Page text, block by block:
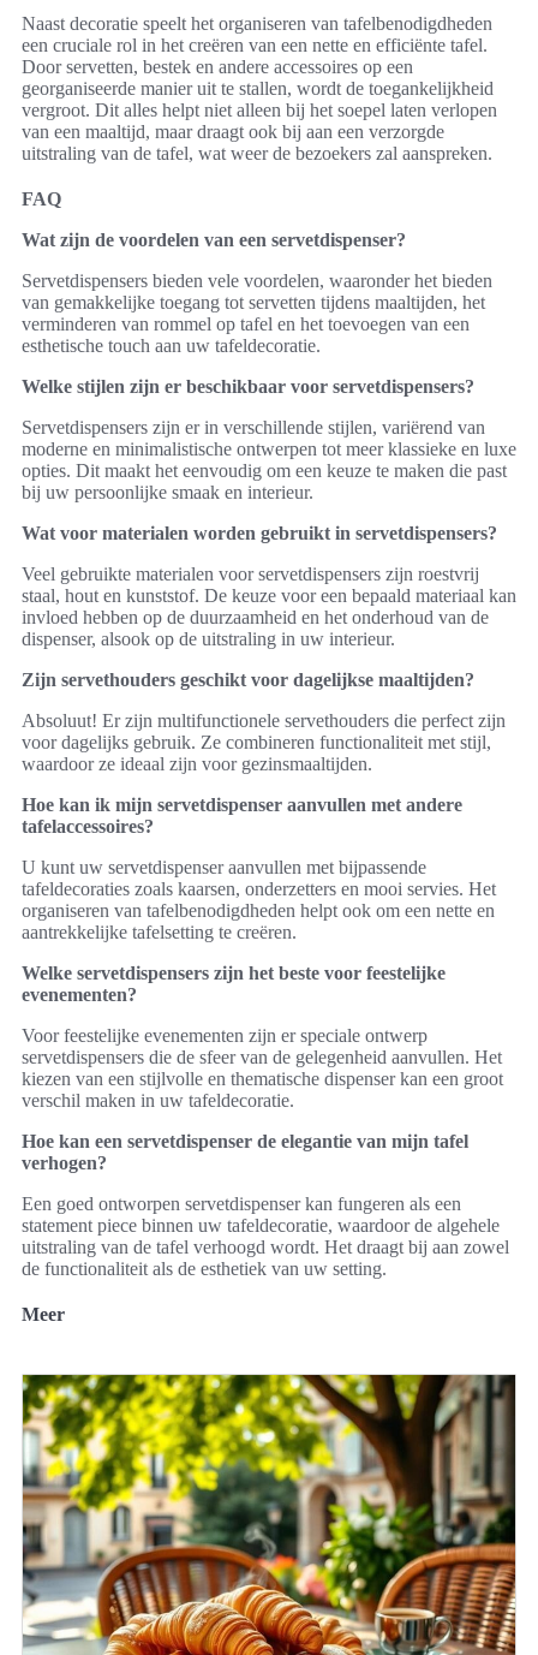
Naast decoratie speelt het organiseren van tafelbenodigdheden
een cruciale rol in het creëren van een nette en efficiënte tafel.
Door servetten, bestek en andere accessoires op een
georganiseerde manier uit te stallen, wordt de toegankelijkheid
vergroot. Dit alles helpt niet alleen bij het soepel laten verlopen
van een maaltijd, maar draagt ook bij aan een verzorgde
uitstraling van de tafel, wat weer de bezoekers zal aanspreken.
FAQ
Wat zijn de voordelen van een servetdispenser?
Servetdispensers bieden vele voordelen, waaronder het bieden
van gemakkelijke toegang tot servetten tijdens maaltijden, het
verminderen van rommel op tafel en het toevoegen van een
esthetische touch aan uw tafeldecoratie.
Welke stijlen zijn er beschikbaar voor servetdispensers?
Servetdispensers zijn er in verschillende stijlen, variërend van
moderne en minimalistische ontwerpen tot meer klassieke en luxe
opties. Dit maakt het eenvoudig om een keuze te maken die past
bij uw persoonlijke smaak en interieur.
Wat voor materialen worden gebruikt in servetdispensers?
Veel gebruikte materialen voor servetdispensers zijn roestvrij
staal, hout en kunststof. De keuze voor een bepaald materiaal kan
invloed hebben op de duurzaamheid en het onderhoud van de
dispenser, alsook op de uitstraling in uw interieur.
Zijn servethouders geschikt voor dagelijkse maaltijden?
Absoluut! Er zijn multifunctionele servethouders die perfect zijn
voor dagelijks gebruik. Ze combineren functionaliteit met stijl,
waardoor ze ideaal zijn voor gezinsmaaltijden.
Hoe kan ik mijn servetdispenser aanvullen met andere
tafelaccessoires?
U kunt uw servetdispenser aanvullen met bijpassende
tafeldecoraties zoals kaarsen, onderzetters en mooi servies. Het
organiseren van tafelbenodigdheden helpt ook om een nette en
aantrekkelijke tafelsetting te creëren.
Welke servetdispensers zijn het beste voor feestelijke
evenementen?
Voor feestelijke evenementen zijn er speciale ontwerp
servetdispensers die de sfeer van de gelegenheid aanvullen. Het
kiezen van een stijlvolle en thematische dispenser kan een groot
verschil maken in uw tafeldecoratie.
Hoe kan een servetdispenser de elegantie van mijn tafel
verhogen?
Een goed ontworpen servetdispenser kan fungeren als een
statement piece binnen uw tafeldecoratie, waardoor de algehele
uitstraling van de tafel verhoogd wordt. Het draagt bij aan zowel
de functionaliteit als de esthetiek van uw setting.
Meer